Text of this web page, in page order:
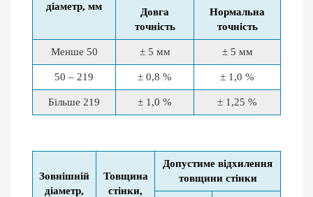
діаметр, мм
Довга
точність
Нормальна
точність
Менше 50 ± 5 мм ± 5 мм
50 – 219 ± 0,8 % ± 1,0 %
Більше 219 ± 1,0 % ± 1,25 %
Зовнішній
діаметр,
Товщина
стінки,
Допустиме відхилення
товщини стінки